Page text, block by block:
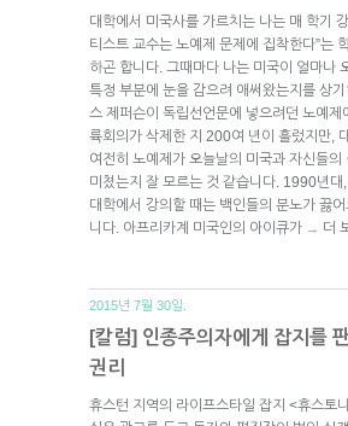
대학에서 미국사를 가르치는 나는 매 학기
티스트 교수는 노예제 문제에 집착한다”는
하곤 합니다. 그때마다 나는 미국이 얼마나
특정 부분에 눈을 감으려 애써왔는지를 상
스 제퍼슨이 독립선언문에 넣으려던 노예제
륙회의가 삭제한 지 200여 년이 흘렀지만,
여전히 노예제가 오늘날의 미국과 자신들의
미쳤는지 잘 모르는 것 같습니다. 1990년대
대학에서 강의할 때는 백인들의 분노가 끓
니다. 아프리카계 미국인의 아이큐가 → 더
2015년 7월 30일.
[칼럼] 인종주의자에게 잡지를
권리
휴스턴 지역의 라이프스타일 잡지 <휴스토